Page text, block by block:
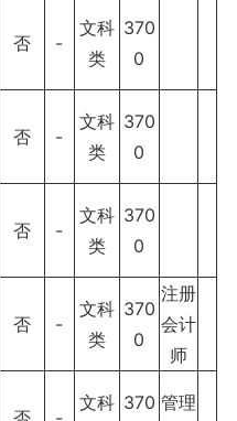
否 -
文科
类
370
0
否 -
文科
类
370
0
否 -
文科
类
370
0
否 -
文科
类
370
0
注册
会计
师
文科 370 管理